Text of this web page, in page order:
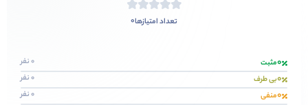
تعداد امتیازها0
0مثبت 0 نفر
0بی طرف 0 نفر
0منفی 0 نفر